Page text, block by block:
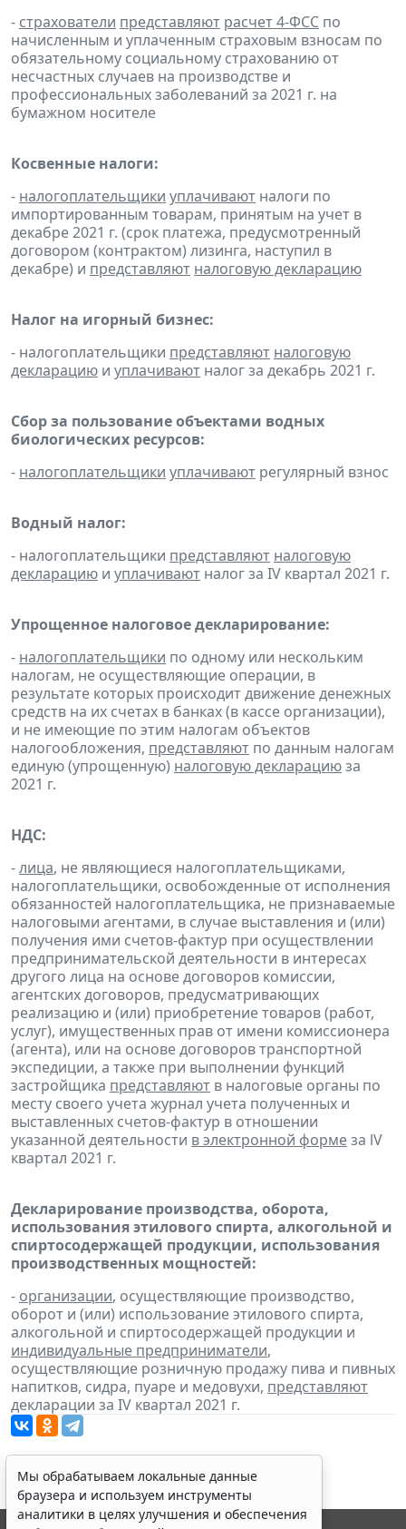
- страхователи представляют расчет 4-ФСС по
начисленным и уплаченным страховым взносам по
обязательному социальному страхованию от
несчастных случаев на производстве и
профессиональных заболеваний за 2021 г. на
бумажном носителе
Косвенные налоги:
- налогоплательщики уплачивают налоги по
импортированным товарам, принятым на учет в
декабре 2021 г. (срок платежа, предусмотренный
договором (контрактом) лизинга, наступил в
декабре) и представляют налоговую декларацию
Налог на игорный бизнес:
- налогоплательщики представляют налоговую
декларацию и уплачивают налог за декабрь 2021 г.
Сбор за пользование объектами водных
биологических ресурсов:
- налогоплательщики уплачивают регулярный взнос
Водный налог:
- налогоплательщики представляют налоговую
декларацию и уплачивают налог за IV квартал 2021 г.
Упрощенное налоговое декларирование:
- налогоплательщики по одному или нескольким
налогам, не осуществляющие операции, в
результате которых происходит движение денежных
средств на их счетах в банках (в кассе организации),
и не имеющие по этим налогам объектов
налогообложения, представляют по данным налогам
единую (упрощенную) налоговую декларациюза
2021 г.
НДС:
-лица, не являющиеся налогоплательщиками,
налогоплательщики, освобожденные от исполнения
обязанностей налогоплательщика, не признаваемые
налоговыми агентами, в случае выставления и (или)
получения ими счетов-фактур при осуществлении
предпринимательской деятельности в интересах
другого лица на основе договоров комиссии,
агентских договоров, предусматривающих
реализацию и (или) приобретение товаров (работ,
услуг), имущественных прав от имени комиссионера
(агента), или на основе договоров транспортной
экспедиции, а также при выполнении функций
застройщика представляют в налоговые органы по
месту своего учета журнал учета полученных и
выставленных счетов-фактур в отношении
указанной деятельности в электронной формеза lV
квартал 2021 г.
Декларирование производства, оборота,
использования этилового спирта, алкогольной и
спиртосодержащей продукции, использования
производственных мощностей:
- организации, осуществляющие производство,
оборот и (или) использование этилового спирта,
алкогольной и спиртосодержащей продукции и
индивидуальные предприниматели,
осуществляющие розничную продажу пива и пивных
напитков, сидра, пуаре и медовухи, представляют
декларации за IV квартал 2021 г.
Мы обрабатываем локальные данные
браузера и используем инструменты
аналитики в целях улучшения и обеспечения